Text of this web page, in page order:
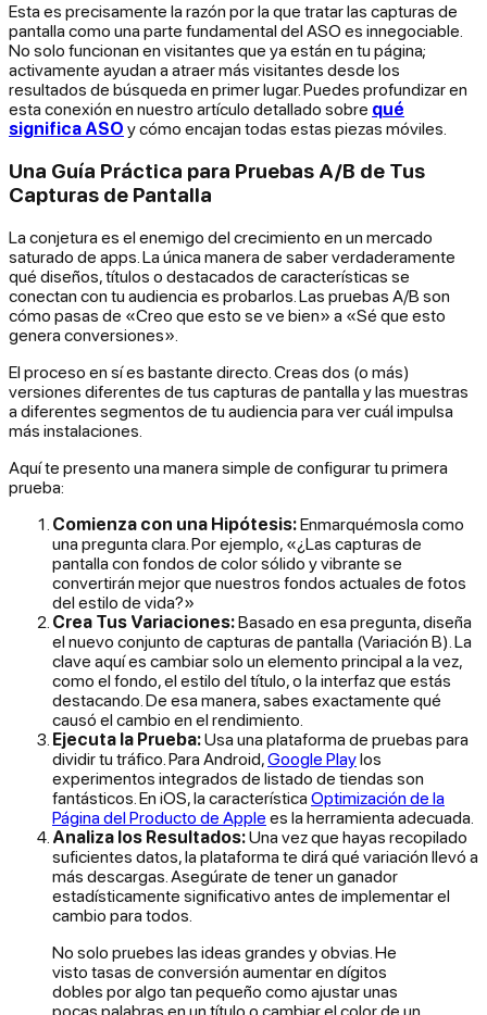
Esta es precisamente la razón por la que tratar las capturas de
pantalla como una parte fundamental del ASO es innegociable.
No solo funcionan en visitantes que ya están en tu página;
activamente ayudan a atraer más visitantes desde los
resultados de búsqueda en primer lugar. Puedes profundizar en
esta conexión en nuestro artículo detallado sobre qué
significa ASO y cómo encajan todas estas piezas móviles.
Una Guía Práctica para Pruebas A/B de Tus
Capturas de Pantalla
La conjetura es el enemigo del crecimiento en un mercado
saturado de apps. La única manera de saber verdaderamente
qué diseños, títulos o destacados de características se
conectan con tu audiencia es probarlos. Las pruebas A/B son
cómo pasas de «Creo que esto se ve bien» a «Sé que esto
genera conversiones».
El proceso en sí es bastante directo. Creas dos (o más)
versiones diferentes de tus capturas de pantalla y las muestras
a diferentes segmentos de tu audiencia para ver cuál impulsa
más instalaciones.
Aquí te presento una manera simple de configurar tu primera
prueba:
Comienza con una Hipótesis:Enmarquémosla como
una pregunta clara. Por ejemplo, «¿Las capturas de
pantalla con fondos de color sólido y vibrante se
convertirán mejor que nuestros fondos actuales de fotos
del estilo de vida?»
Crea Tus Variaciones:Basado en esa pregunta, diseña
el nuevo conjunto de capturas de pantalla (Variación B). La
clave aquí es cambiar solo un elemento principala la vez,
como el fondo, el estilo del título, o la interfaz que estás
destacando. De esa manera, sabes exactamente qué
causó el cambio en el rendimiento.
Ejecuta la Prueba:Usa una plataforma de pruebas para
dividir tu tráfico. Para Android, Google Playlos
experimentos integrados de listado de tiendas son
fantásticos. En iOS, la característica Optimización de la
Página del Producto de Apple es la herramienta adecuada.
Analiza los Resultados:Una vez que hayas recopilado
suficientes datos, la plataforma te dirá qué variación llevó a
más descargas. Asegúrate de tener un ganador
estadísticamente significativo antes de implementar el
cambio para todos.
No solo pruebes las ideas grandes y obvias. He
visto tasas de conversión aumentar en dígitos
dobles por algo tan pequeño como ajustar unas
pocas palabras en un título o cambiar el color de un